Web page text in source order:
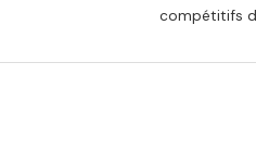
compétitifs